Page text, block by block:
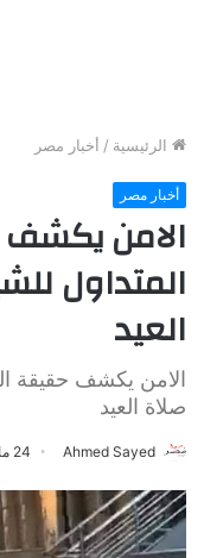
الرئيسية / أخبار مصر
أخبار مصر
الامن يكشف
المتداول
العيد
الامن يكشف حقيقة
صلاة العيد
Ahmed Sayed 24 مايو، 2020